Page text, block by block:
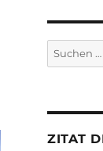
Suche
nach:
ZITAT